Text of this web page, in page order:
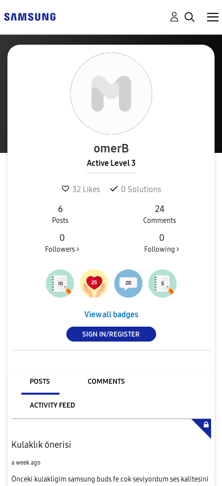
omerB
Active Level 3
32 Likes 0 Solutions
6
Posts
24
Comments
0
Followers >
0
Following >
View all badges
SIGN IN/REGISTER
POSTS COMMENTS
ACTIVITY FEED
Kulaklık önerisi
a week ago
Önceki kulakligim samsung buds fe cok seviyordum ses kalitesini